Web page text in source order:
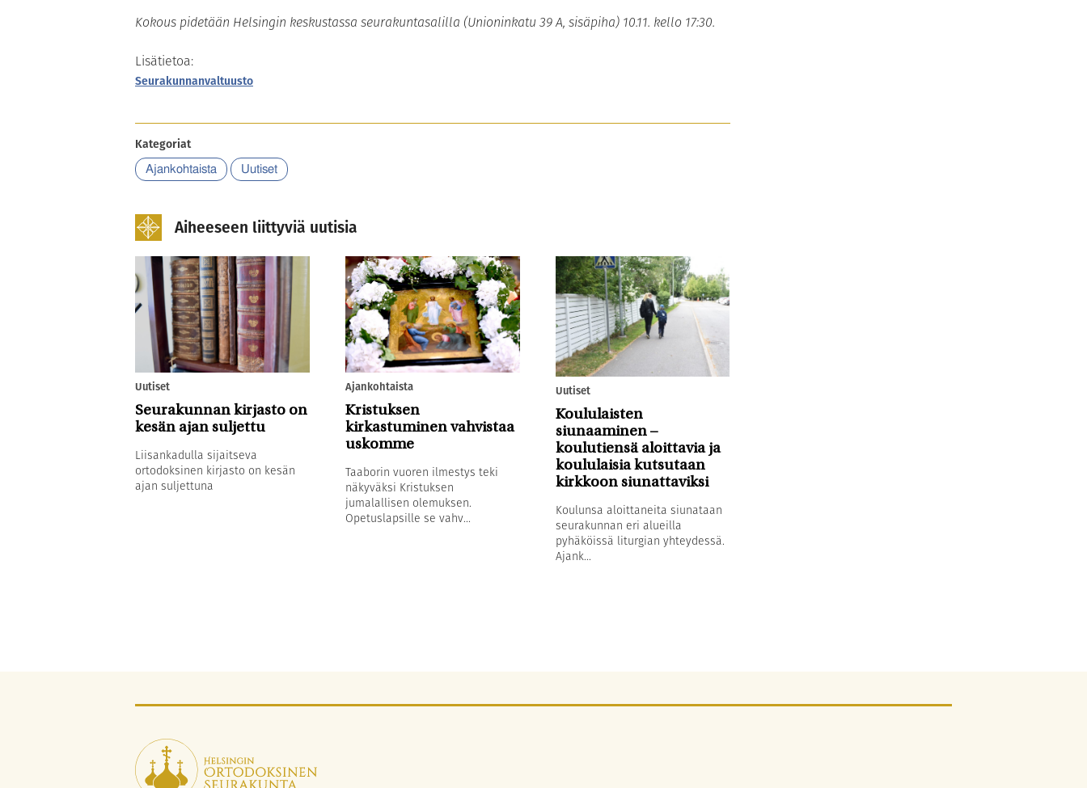
Kokous pidetään Helsingin keskustassa seurakuntasalilla (Unioninkatu 39 A, sisäpiha) 10.11. kello 17:30.
Lisätietoa:
Seurakunnanvaltuusto
Kategoriat
Ajankohtaista Uutiset
Aiheeseen liittyviä uutisia
Uutiset
Seurakunnan kirjasto on
kesän ajan suljettu
Liisankadulla sijaitseva
ortodoksinen kirjasto on kesän
ajan suljettuna
Ajankohtaista
Kristuksen
kirkastuminen vahvistaa
uskomme
Taaborin vuoren ilmestys teki
näkyväksi Kristuksen
jumalallisen olemuksen.
Opetuslapsille se vahv...
Uutiset
Koululaisten
siunaaminen –
koulutiensä aloittavia ja
koululaisia kutsutaan
kirkkoon siunattaviksi
Koulunsa aloittaneita siunataan
seurakunnan eri alueilla
pyhäköissä liturgian yhteydessä.
Ajank...